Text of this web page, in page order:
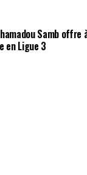
Samb offre
en Ligue 3